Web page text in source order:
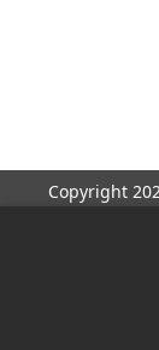
Copyright